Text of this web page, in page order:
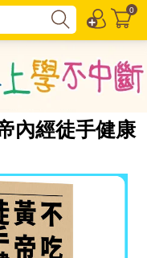
0
內經徒手健康